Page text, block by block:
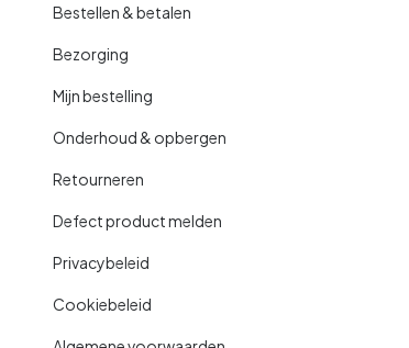
Bestellen & betalen
Bezorging
Mijn bestelling
Onderhoud & opbergen
Retourneren
Defect product melden
Privacybeleid
Cookiebeleid